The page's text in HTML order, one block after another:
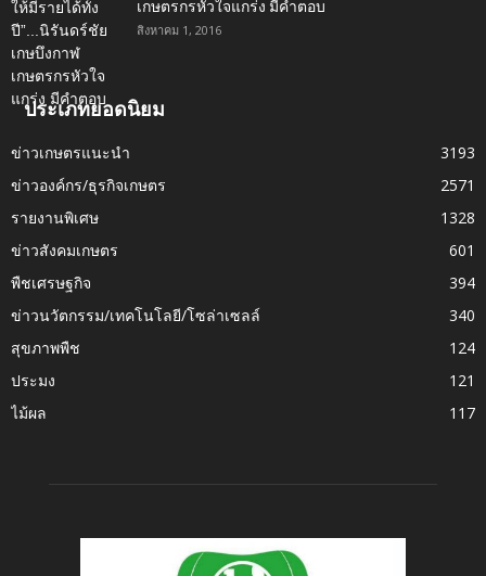
เกษตรกรหัวใจแกร่ง มีคำตอบ
สิงหาคม 1, 2016
ประเภทยอดนิยม
ข่าวเกษตรแนะนำ
3193
ข่าวองค์กร/ธุรกิจเกษตร
2571
รายงานพิเศษ
1328
ข่าวสังคมเกษตร
601
พืชเศรษฐกิจ
394
ข่าวนวัตกรรม/เทคโนโลยี/โซล่าเซลล์
340
สุขภาพพืช
124
ประมง
121
ไม้ผล
117